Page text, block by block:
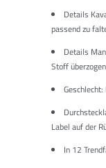
Details
passend zu
Details
Stoff überzogen
Label auf der
In 12